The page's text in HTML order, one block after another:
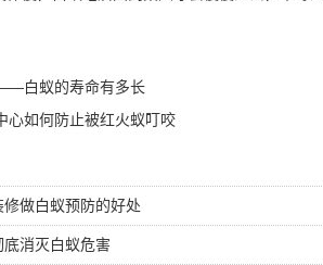
白蚁的寿命有多长
心如何防止被红火蚁叮咬
做白蚁预防的好处
消灭白蚁危害